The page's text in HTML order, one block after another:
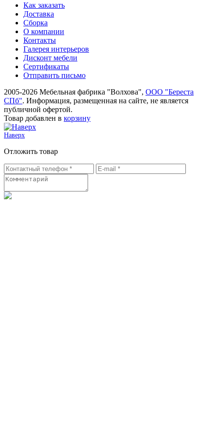
Как заказать
Доставка
Сборка
О компании
Контакты
Галерея интерьеров
Дисконт мебели
Сертификаты
Отправить письмо
2005-2026 Мебельная фабрика "Волхова", ООО "Береста
СПб". Информация, размещенная на сайте, не является
публичной офертой.
Товар добавлен в корзину
Наверх
Отложить товар